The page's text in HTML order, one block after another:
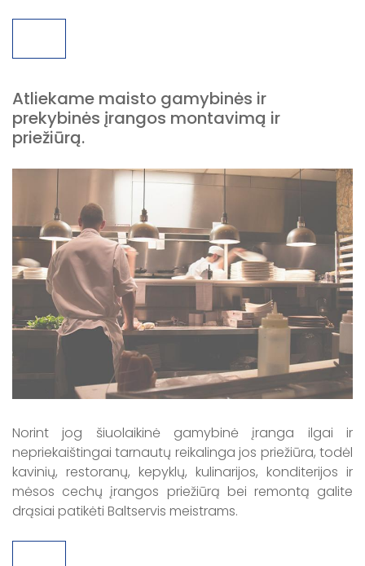
Atliekame maisto gamybinės ir
prekybinės įrangos montavimą ir
priežiūrą.
Norint jog šiuolaikinė gamybinė įranga ilgai ir
nepriekaištingai tarnautų reikalinga jos priežiūra, todėl
kavinių, restoranų, kepyklų, kulinarijos, konditerijos ir
mėsos cechų įrangos priežiūrą bei remontą galite
drąsiai patikėti Baltservis meistrams.